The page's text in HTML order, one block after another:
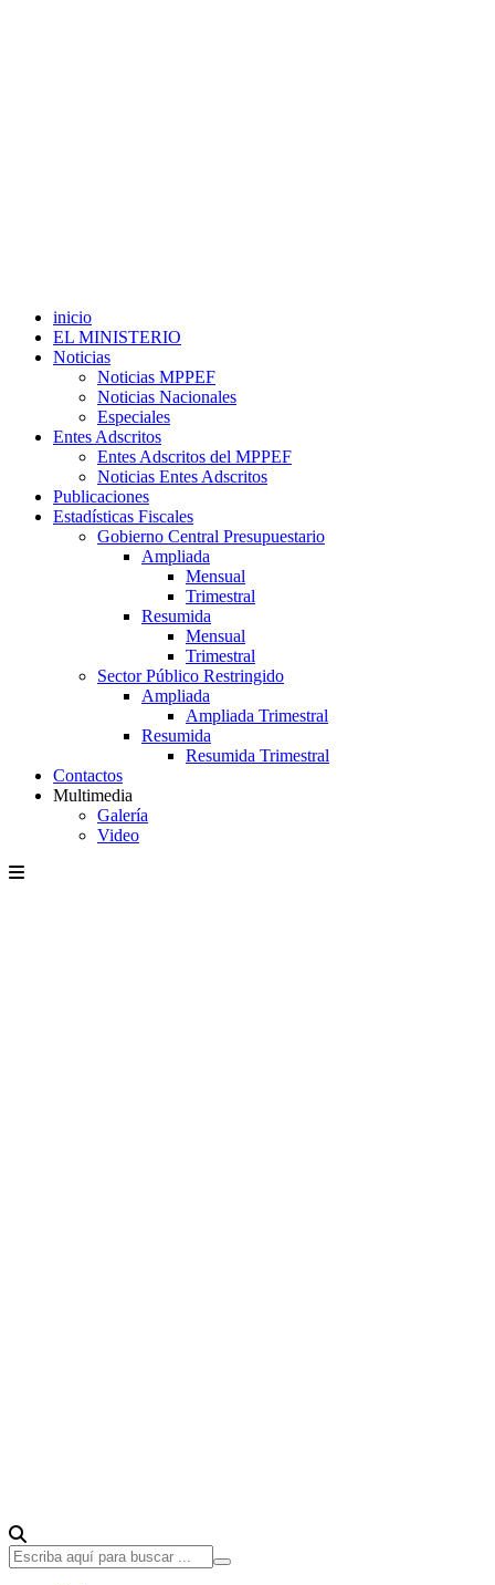
inicio
EL MINISTERIO
Noticias
Noticias MPPEF
Noticias Nacionales
Especiales
Entes Adscritos
Entes Adscritos del MPPEF
Noticias Entes Adscritos
Publicaciones
Estadísticas Fiscales
Gobierno Central Presupuestario
Ampliada
Mensual
Trimestral
Resumida
Mensual
Trimestral
Sector Público Restringido
Ampliada
Ampliada Trimestral
Resumida
Resumida Trimestral
Contactos
Multimedia
Galería
Video